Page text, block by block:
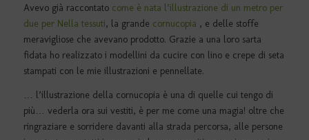
Avevo già raccontato come è nata l’illustrazione di un metro per
due per Nella tessuti, la grande cornucopia , e delle stoffe
meravigliose che avevano prodotto. Grazie a una loro sarta
fidata ho realizzato i modellini da cucire con lino e crepe di seta
stampati con le mie illustrazioni e pennellate.
… l’illustrazione della cornucopia è una di quelle cui tengo di
più… vederla ora sui vestiti, è per me come una magia! oltre che
ringraziare e sorridere davanti alla strada percorsa, alle persone